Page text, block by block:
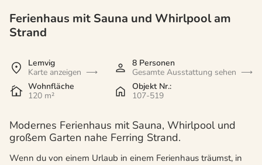
Ferienhaus mit Sauna und Whirlpool am
Strand
Lemvig
Karte anzeigen
8 Personen
Gesamte Ausstattung sehen
Wohnfläche
120 m²
Objekt Nr.:
107-519
Modernes Ferienhaus mit Sauna, Whirlpool und
großem Garten nahe Ferring Strand.
Wenn du von einem Urlaub in einem Ferienhaus träumst, in